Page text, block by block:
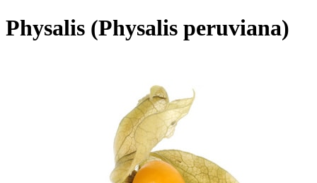
Physalis (Physalis peruviana)